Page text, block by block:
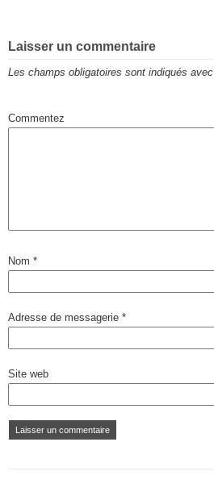
Laisser un commentaire
Les champs obligatoires sont indiqués avec
Commentez
Nom *
Adresse de messagerie *
Site web